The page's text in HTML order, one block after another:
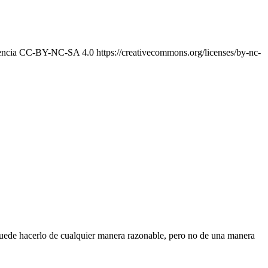
CC-BY-NC-SA 4.0 https://creativecommons.org/licenses/by-nc-
hacerlo de cualquier manera razonable, pero no de una manera